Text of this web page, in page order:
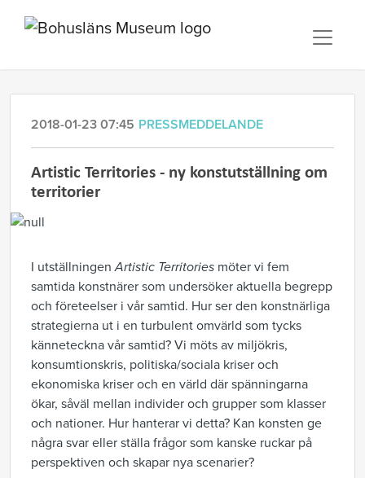
2018-01-23 07:45 PRESSMEDDELANDE
Artistic Territories - ny konstutställning om
territorier
I utställningenArtistic Territories möter vi fem
samtida konstnärer som undersöker aktuella begrepp
och företeelser i vår samtid. Hur ser den konstnärliga
strategierna ut i en turbulent omvärld som tycks
känneteckna vår samtid? Vi möts av miljökris,
konsumtionskris, politiska/sociala kriser och
ekonomiska kriser och en värld där spänningarna
ökar, såväl mellan individer och grupper som klasser
och nationer. Hur hanterar vi detta? Kan konsten ge
några svar eller ställa frågor som kanske ruckar på
perspektiven och skapar nya scenarier?